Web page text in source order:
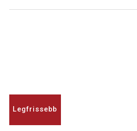
Legfrissebb